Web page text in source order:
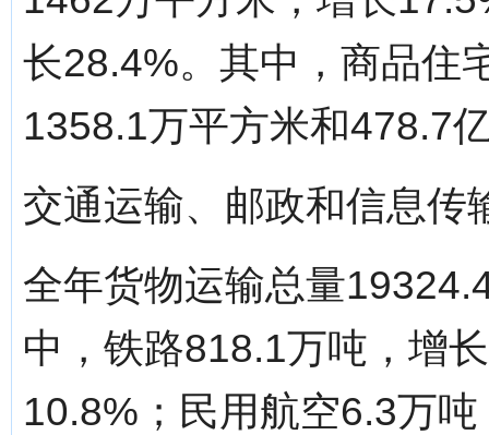
长28.4%。其中，商品住
1358.1万平方米和478.7
交通运输、邮政和信息传
全年货物运输总量
中，铁路818.1万吨，增
10.8%；民用航空6.3万